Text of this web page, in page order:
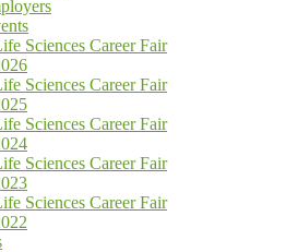
Sciences Career Fair
Sciences Career Fair
Sciences Career Fair
Sciences Career Fair
Sciences Career Fair